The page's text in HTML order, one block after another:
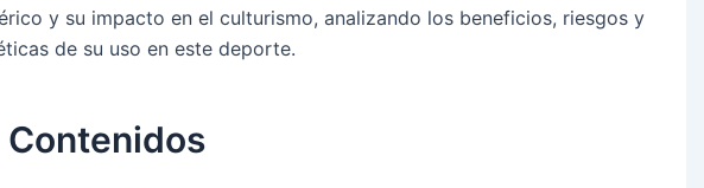
y su impacto en el culturismo, analizando los beneficios, riesgos y
de su uso en este deporte.
Contenidos